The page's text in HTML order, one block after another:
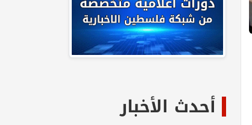
أحدث الأخبار